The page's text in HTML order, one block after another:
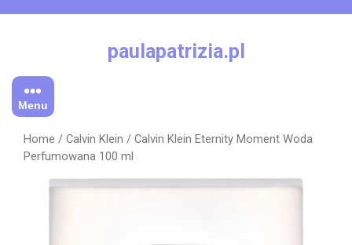
paulapatrizia.pl
Menu
Home / Calvin Klein / Calvin Klein Eternity Moment Woda
Perfumowana 100 ml